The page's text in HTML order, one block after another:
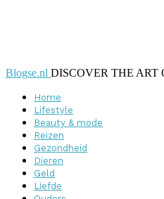
Blogse.nl DISCOVER THE ART
Home
Lifestyle
Beauty & mode
Reizen
Gezondheid
Dieren
Geld
Liefde